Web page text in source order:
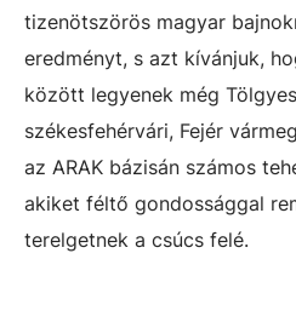
tizenötszörös magyar
eredményt, s azt kívánjuk,
között legyenek még
székesfehérvári, Fejér
az ARAK bázisán számos
akiket féltő gondossággal
terelgetnek a csúcs felé.